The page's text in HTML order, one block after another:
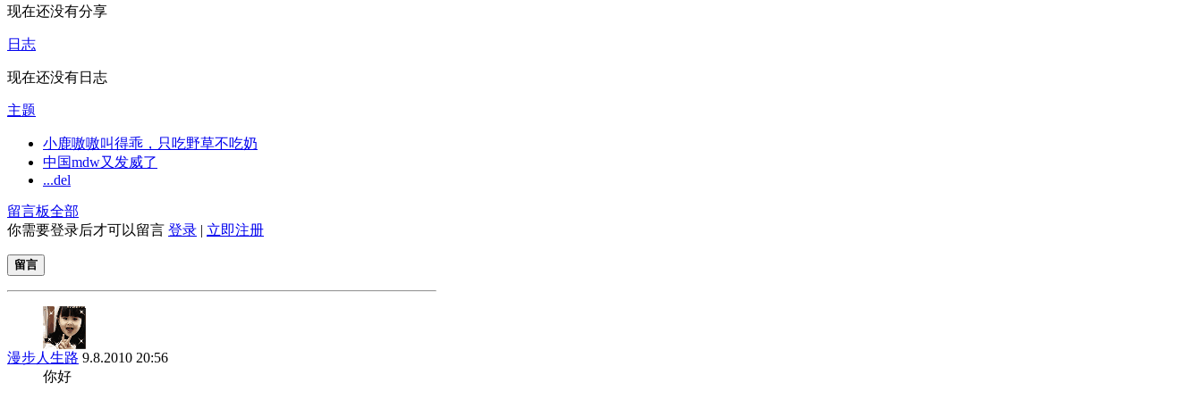
现在还没有分享
日志
现在还没有日志
主题
小鹿嗷嗷叫得乖，只吃野草不吃奶
中国mdw又发威了
...del
留言板全部
你需要登录后才可以留言 登录 | 立即注册
留言
漫步人生路 9.8.2010 20:56
你好